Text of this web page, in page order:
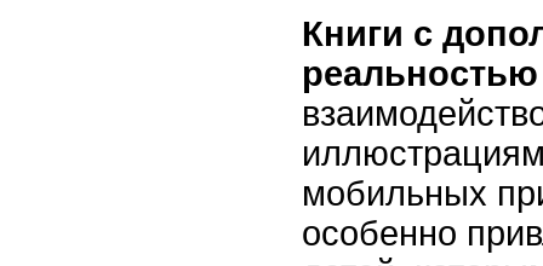
Книги с
реальностью
мобильных
особенно